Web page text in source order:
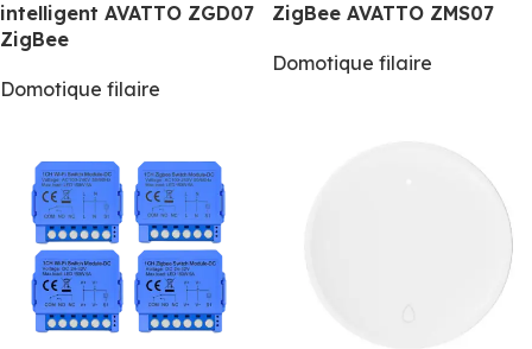
intelligent AVATTO ZGD07
ZigBee
Domotique filaire
ZigBee AVATTO ZMS07
Domotique filaire